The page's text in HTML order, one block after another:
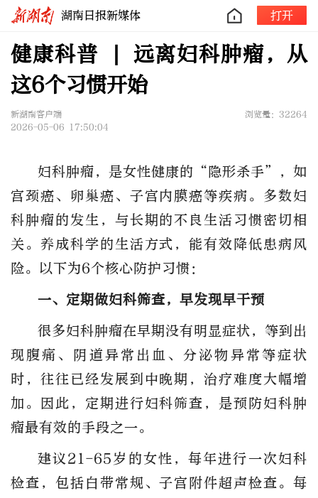
湖南日报新媒体 打开
健康科普 | 远离妇科肿瘤，从
这6个习惯开始
新湖南客户端
浏览量：32264
2026-05-06 17:50:04
妇科肿瘤，是女性健康的“隐形杀手”，如
宫颈癌、卵巢癌、子宫内膜癌等疾病。多数妇
科肿瘤的发生，与长期的不良生活习惯密切相
关。养成科学的生活方式，能有效降低患病风
险。以下为6个核心防护习惯：
一、定期做妇科筛查，早发现早干预
很多妇科肿瘤在早期没有明显症状，等到出
现腹痛、阴道异常出血、分泌物异常等症状
时，往往已经发展到中晚期，治疗难度大幅增
加。因此， 定期进行妇科筛查，是预防妇科肿
瘤最有效的手段之一。
建议21-65岁的女性，每年进行一次妇科
检查，包括白带常规、子宫附件超声检查。每